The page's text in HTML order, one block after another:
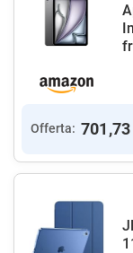
Offerta: 701,73